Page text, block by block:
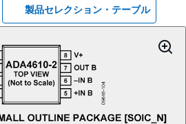
製品セレクション・テーブル